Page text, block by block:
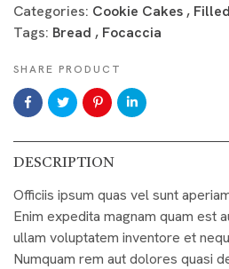
Categories: Cookie Cakes ,
Tags: Bread , Focaccia
SHARE PRODUCT
DESCRIPTION
Officiis ipsum quas vel sunt
Enim expedita magnam quam est
ullam voluptatem inventore et
Numquam rem aut dolores quasi